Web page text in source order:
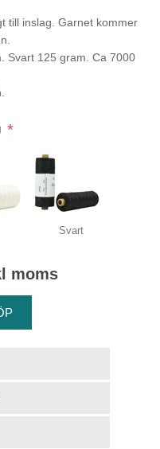
till inslag. Garnet kommer
Svart 125 gram. Ca 7000
*
Svart
moms